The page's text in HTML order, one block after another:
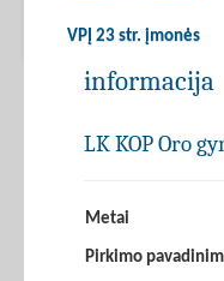
VPĮ 23 str. įmonės
informacija
LK KOP Oro
Metai
Pirkimo